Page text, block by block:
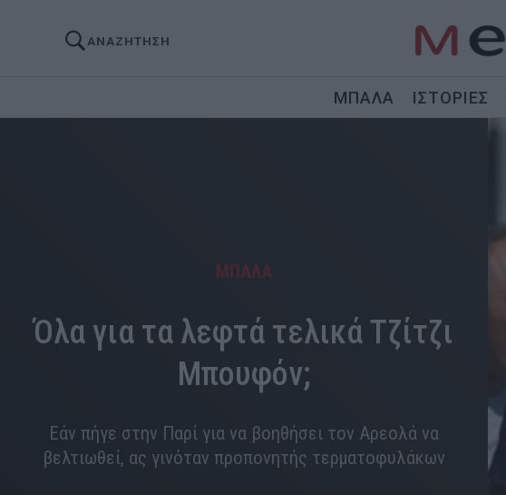
ΑΝΑΖΗΤΗΣΗ
ΜΠΑΛΑ ΙΣΤΟΡΙΕΣ
ΜΠΑΛΑ
Όλα για τα λεφτά τελικά Τζίτζι
Μπουφόν;
Εάν πήγε στην Παρί για να βοηθήσει τον Αρεολά να
βελτιωθεί, ας γινόταν προπονητής τερματοφυλάκων